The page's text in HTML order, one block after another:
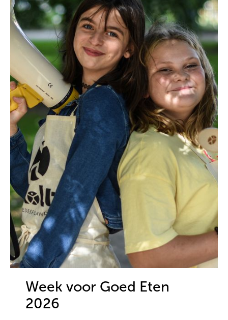
Week voor Goed Eten
2026